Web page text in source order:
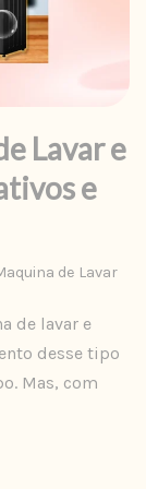
Lavar e
e
de Lavar
de lavar e
desse tipo
Mas, com